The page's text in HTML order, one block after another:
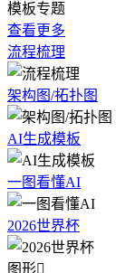
模板专题
查看更多
流程梳理
架构图/拓扑图
AI生成模板
一图看懂AI
2026世界杯
图形